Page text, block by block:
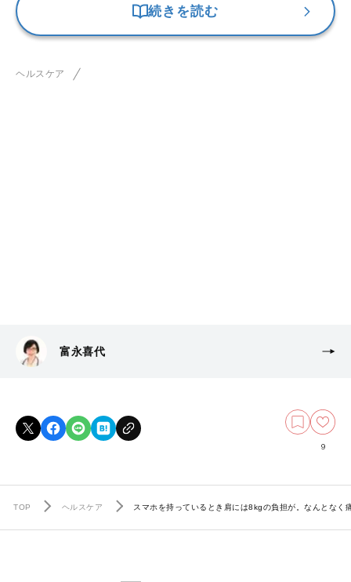
続きを読む
ヘルスケア
富永喜代
9
TOP ヘルスケア スマホを持っているとき肩には8kgの負担が。なんとな